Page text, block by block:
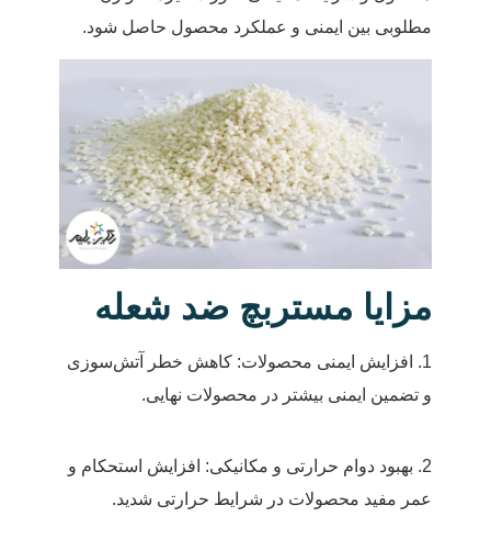
مطلوبی بین ایمنی و عملکرد محصول حاصل شود.
مزایا مستربچ ضد شعله
1. افزایش ایمنی محصولات: کاهش خطر آتش‌سوزی
و تضمین ایمنی بیشتر در محصولات نهایی.
2. بهبود دوام حرارتی و مکانیکی: افزایش استحکام و
عمر مفید محصولات در شرایط حرارتی شدید.